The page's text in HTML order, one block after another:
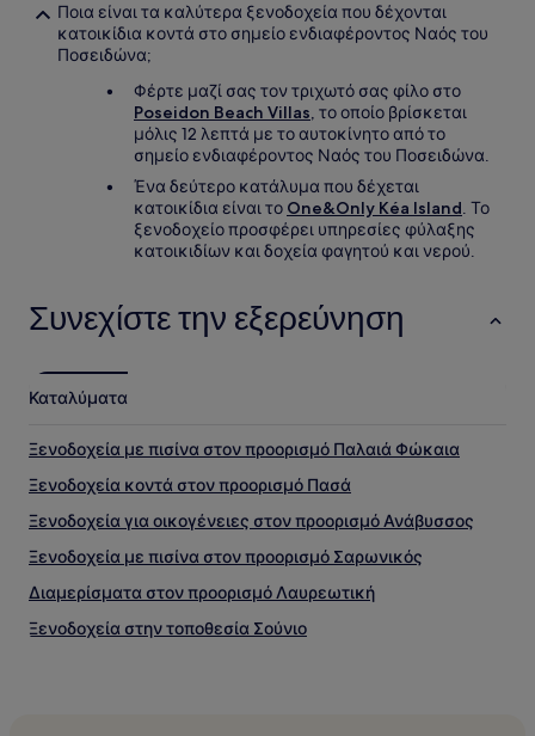
Ποια είναι τα καλύτερα ξενοδοχεία που δέχονται
κατοικίδια κοντά στο σημείο ενδιαφέροντος Ναός του
Ποσειδώνα;
Φέρτε μαζί σας τον τριχωτό σας φίλο στο
Poseidon Beach Villas, το οποίο βρίσκεται
μόλις 12 λεπτά με το αυτοκίνητο από το
σημείο ενδιαφέροντος Ναός του Ποσειδώνα.
Ένα δεύτερο κατάλυμα που δέχεται
κατοικίδια είναι το One&Only Kéa Island. Το
ξενοδοχείο προσφέρει υπηρεσίες φύλαξης
κατοικιδίων και δοχεία φαγητού και νερού.
Συνεχίστε την εξερεύνηση
Καταλύματα
Ξενοδοχεία με πισίνα στον προορισμό Παλαιά Φώκαια
Ξενοδοχεία κοντά στον προορισμό Πασά
Ξενοδοχεία για οικογένειες στον προορισμό Ανάβυσσος
Ξενοδοχεία με πισίνα στον προορισμό Σαρωνικός
Διαμερίσματα στον προορισμό Λαυρεωτική
Ξενοδοχεία στην τοποθεσία Σούνιο